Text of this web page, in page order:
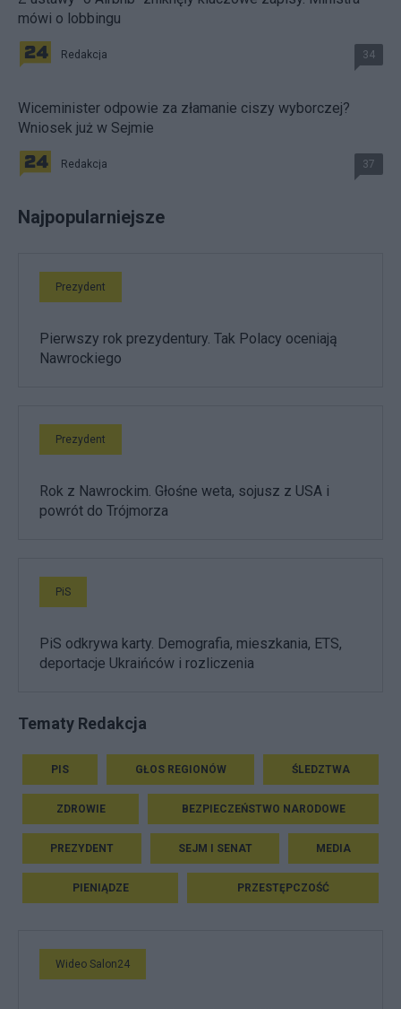
mówi o lobbingu
Redakcja 34
Wiceminister odpowie za złamanie ciszy wyborczej?
Wniosek już w Sejmie
Redakcja 37
Najpopularniejsze
Prezydent
Pierwszy rok prezydentury. Tak Polacy oceniają
Nawrockiego
Prezydent
Rok z Nawrockim. Głośne weta, sojusz z USA i
powrót do Trójmorza
PiS
PiS odkrywa karty. Demografia, mieszkania, ETS,
deportacje Ukraińców i rozliczenia
Tematy Redakcja
PIS GŁOS REGIONÓW ŚLEDZTWA
ZDROWIE BEZPIECZEŃSTWO NARODOWE
PREZYDENT SEJM I SENAT MEDIA
PIENIĄDZE PRZESTĘPCZOŚĆ
Wideo Salon24